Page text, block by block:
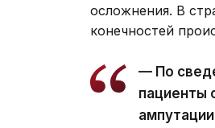
осложнения. В
конечностей
— По
пациенты